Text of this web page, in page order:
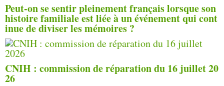
Peut-on se sentir pleinement français lorsque son
histoire familiale est liée à un événement qui cont
inue de diviser les mémoires ?
CNIH : commission de réparation du 16 juillet 20
26